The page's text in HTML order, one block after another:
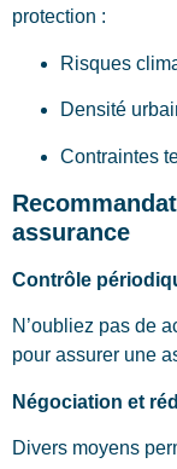
protection :
Risques
Densité
Contraintes
assurance
Contrôle
N’oubliez pas de
pour assurer une
Négociation et
Divers moyens